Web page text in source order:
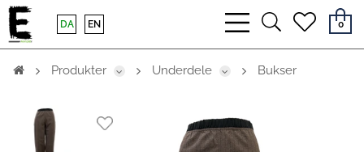
bars
light
searchheart
0
DA EN
Produkter Underdele Bukser